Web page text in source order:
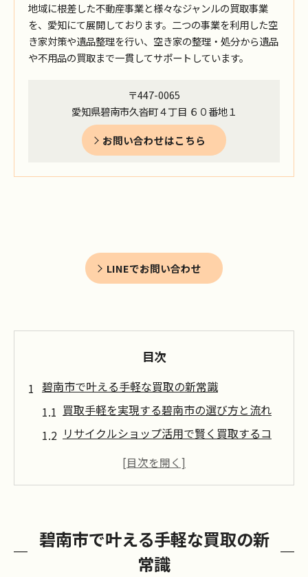
地域に根差した不動産事業と様々なジャンルの買取事業
を、愛知にて展開しております。二つの事業を利用した空
き家対策や遺品整理を行い、空き家の整理・処分から遺品
や不用品の買取まで一貫してサポートしています。
〒447-0065
愛知県碧南市久沓町４丁目 ６０番地１
お問い合わせはこちら
LINEでお問い合わせ
目次
碧南市で叶える手軽な買取の新常識
買取手軽を実現する碧南市の選び方と流れ
リサイクルショップ活用で賢く買取するコ
方法
碧南市で買取をスムーズに進めるポイント
碧南市で叶える手軽な買取の新
常識